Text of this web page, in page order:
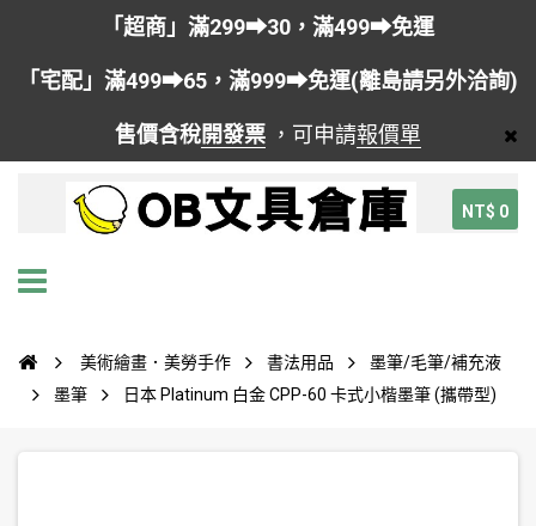
「超商」滿299➡30，滿499➡免運
「宅配」滿499➡65，滿999➡免運(離島請另外洽詢)
售價含稅開發票 ，可申請報價單
NT$ 0
美術繪畫．美勞手作 書法用品
墨筆/毛筆/補充液
墨筆
日本 Platinum 白金 CPP-60 卡式小楷墨筆 (攜帶型)